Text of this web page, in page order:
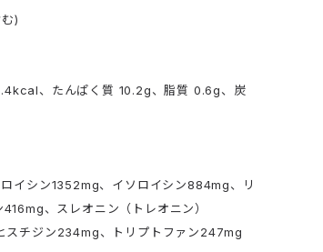
)
、たんぱく質 10.2g、脂質 0.6g、炭
イシン1352mg、イソロイシン884mg、リ
、スレオニン（トレオニン）
チジン234mg、トリプトファン247mg